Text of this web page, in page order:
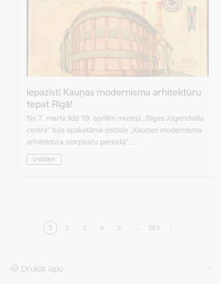
Iepazīsti Kauņas modernisma arhitektūru
tepat Rīgā!
No 7. marta līdz 19. aprīlim muzejā „Rīgas Jūgendstila
centrs” būs apskatāma izstāde „Kauņas modernisma
arhitektūra starpkaru periodā”…
Izstādes
Pašreizējā lapa
1 Lapa
2 Lapa
3 Lapa
4 Lapa
5 … 363
Drukāt lapu